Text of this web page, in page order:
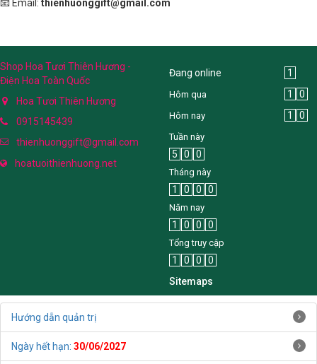
📧 Email: thienhuonggift@gmail.com
Shop Hoa Tươi Thiên Hương -
Điện Hoa Toàn Quốc
Hoa Tươi Thiên Hương
0915145439
thienhuonggift@gmail.com
hoatuoithienhuong.net
Đang online 1
Hôm qua 1 0
Hôm nay 1 0
Tuần này
5 0 0
Tháng này
1 0 0 0
Năm nay
1 0 0 0
Tổng truy cập
1 0 0
0
Sitemaps
Hướng dẫn quản trị
Ngày hết hạn: 30/06/2027